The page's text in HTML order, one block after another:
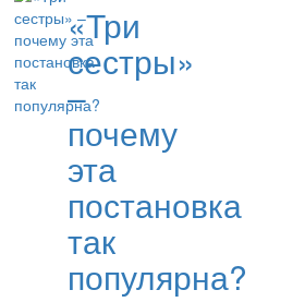
«Три
сестры»
–
почему
эта
постановка
так
популярна?